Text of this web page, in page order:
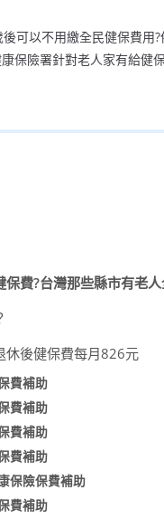
可以不用繳全民健保費用
保險署針對老人家有給健
費?台灣那些縣市有老
休後健保費每月826元
費補助
費補助
費補助
費補助
保險保費補助
費補助